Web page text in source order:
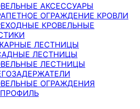
АКСЕССУАРЫ
ОГРАЖДЕНИЕ КРОВЛИ
КРОВЕЛЬНЫЕ
ЛЕСТНИЦЫ
ЛЕСТНИЦЫ
ЛЕСТНИЦЫ
ОГРАЖДЕНИЯ